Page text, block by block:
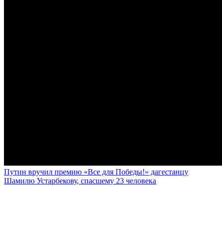
Путин вручил премию «Все для Победы!» дагестанцу
Шамилю Устарбекову, спасшему 23 человека